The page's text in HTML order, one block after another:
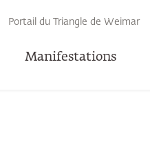
Portail du Triangle de Weimar
Manifestations